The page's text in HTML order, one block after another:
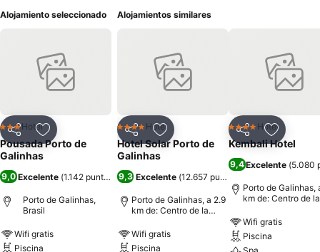
Alojamiento seleccionado
CompartirAñadir a favoritos
3 Estrellas
Hotel
Pousada Porto de
Galinhas
9,0 Excelente (1.142 puntuaciones)
Porto de Galinhas,
Brasil
Wifi gratis
Piscina
Alojamientos similares
CompartirAñadir a favoritos
4 EstrellasHotel
Hotel Solar Porto de
Galinhas
9,3 Excelente (12.657 puntuaciones
Porto de Galinhas, a 2.9
km de: Centro de la
Wifi gratis
Piscina
CompartirAñadir
4 EstrellasHotel
Kembali Hotel
9,4Excelente (5.080
Porto de Galinhas,
km de: Centro de la
Wifi gratis
Piscina